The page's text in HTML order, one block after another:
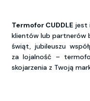
Termofor CUDDLE jest
klientów lub partnerów
świąt, jubileuszu
za lojalność –
skojarzenia z Twoją